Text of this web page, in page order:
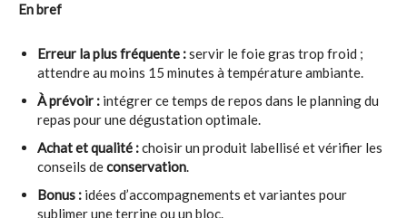
En bref
Erreur la plus fréquente :servir le foie gras trop froid ;
attendre au moins 15 minutes à température ambiante.
À prévoir : intégrer ce temps de repos dans le planning du
repas pour une dégustation optimale.
Achat et qualité :choisir un produit labellisé et vérifier les
conseils deconservation.
Bonus : idées d’accompagnements et variantes pour
sublimer une terrine ou un bloc.